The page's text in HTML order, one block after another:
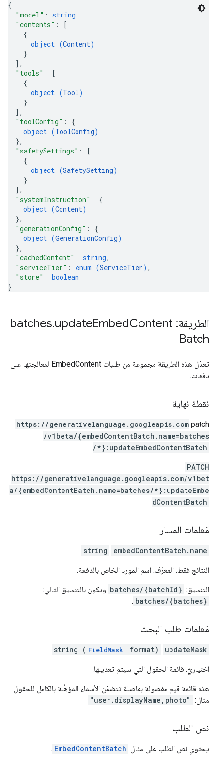
{
"model" : string,
"contents" :
[
{
object (Content)
}
] ,
"tools" :
[
{
object (Tool)
}
] ,
"toolConfig" : {
object (ToolConfig)
},
"safetySettings" :
[
{
object (SafetySetting)
}
] ,
"systemInstruction" : {
object (Content)
},
"generationConfig" : {
object (GenerationConfig)
},
"cachedContent" : string,
"serviceTier" : enum (ServiceTier) ,
"store" : boolean
}
الطريقة: batches .updateEmbedContent
Batch
تعدّل هذه الطريقة مجموعة من طلبات EmbedContent لمعالجتها على
دفعات.
نقطة نهاية
patch
https: / /generativelanguage.googleapis.com
/v1beta/{embedContentBatch.name=batches
/*}:updateEmbedContentBatch
PATCH
https://generativelanguage.googleapis.com/v1bet
a/{embedContentBatch.name=batches/*}:updateEmbe
dContentBatch
مَعلمات المسار
embedContentBatch.name
string
النتائج فقط. المعرّف. اسم المورد الخاص بالدفعة.
التنسيق: batches/{batchId} ويكون بالتنسيق التالي:
batches/{batches}
.
مَعلمات طلب البحث
updateMask
string ( FieldMask format)
اختياريّ. قائمة الحقول التي سيتم تعديلها.
هذه قائمة قيم مفصولة بفاصلة تتضمّن الأسماء المؤهَّلة بالكامل للحقول.
مثال: "user.displayName,photo"
نص الطلب
يحتوي نص الطلب على مثال EmbedContentBatch
.